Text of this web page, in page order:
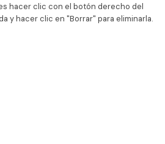
hacer clic con el botón derecho del
y hacer clic en "Borrar" para eliminarla.